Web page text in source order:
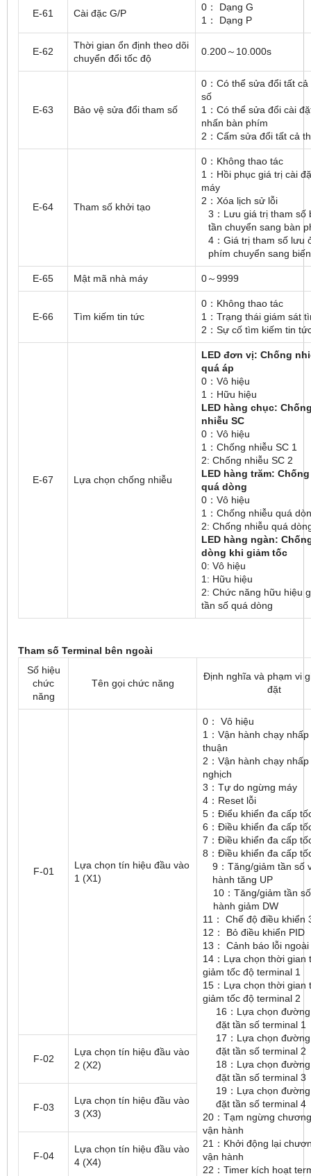
E-61 Cài đặc G/P
0： Dạng G
1： Dạng P
E-62
Thời gian ổn định theo dõi
chuyển đổi tốc độ
0.200～10.000s
E-63 Bảo vệ sửa đổi tham số
0：Có thể sửa đổi tất cả
số
1：Có thể sửa đổi cài
nhấn bàn phím
2：Cấm sửa đổi tất cả
E-64 Tham số khởi tạo
0：Không thao tác
1：Hồi phục giá trị cài
máy
2：Xóa lịch sử lỗi
3：Lưu giá trị tham số
tần chuyển sang bàn
4：Giá trị tham số lưu
phím chuyển sang
E-65 Mật mã nhà máy 0～9999
E-66 Tìm kiếm tin tức
0：Không thao tác
1：Trạng thái giám sát
2：Sự cố tìm kiếm tin
E-67 Lựa chọn chống nhiễu
LED đơn vị: Chống
quá áp
0：Vô hiệu
1：Hữu hiệu
LED hàng chục:
nhiễu SC
0：Vô hiệu
1：Chống nhiễu SC 1
2: Chống nhiễu SC 2
LED hàng trăm:
quá dòng
0：Vô hiệu
1：Chống nhiễu quá
2: Chống nhiễu quá
LED hàng ngàn:
dòng khi giảm tốc
0: Vô hiệu
1: Hữu hiệu
2: Chức năng hữu hiệu
tần số quá dòng
Tham số Terminal bên ngoài
Số hiệu
chức
năng
Tên gọi chức năng
Định nghĩa và phạm vi
đặt
F-01
Lựa chọn tín hiệu đầu vào
1 (X1)
0： Vô hiệu
1：Vận hành chạy
thuận
2：Vận hành chạy
nghịch
3：Tự do ngừng máy
4：Reset lỗi
5：Điểu khiển đa cấp
6：Điều khiển đa cấp
7：Điều khiển đa cấp
8：Điều khiển đa cấp
9：Tăng/giảm tần số
hành tăng UP
10：Tăng/giảm tần
hành giảm DW
11： Chế độ điều khiển
12： Bỏ điều khiển PID
13： Cảnh báo lỗi ngoài
14：Lựa chọn thời gian
giảm tốc độ terminal 1
15：Lựa chọn thời gian
giảm tốc độ terminal 2
16：Lựa chọn
đặt tần số terminal 1
17：Lựa chọn
đặt tần số terminal 2
18：Lựa chọn
đặt tần số terminal 3
19：Lựa chọn
đặt tần số terminal 4
20：Tạm ngừng
vận hành
21：Khởi động lại
vận hành
22：Timer kích hoạt
F-02
Lựa chọn tín hiệu đầu vào
2 (X2)
F-03
Lựa chọn tín hiệu đầu vào
3 (X3)
F-04
Lựa chọn tín hiệu đầu vào
4 (X4)